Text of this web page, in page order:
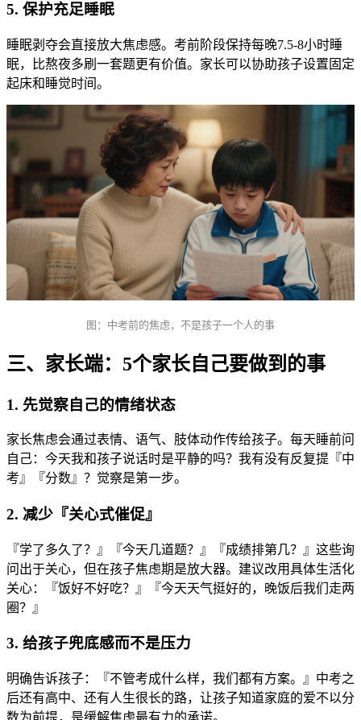
5. 保护充足睡眠
睡眠剥夺会直接放大焦虑感。考前阶段保持每晚7.5-8小时睡
眠，比熬夜多刷一套题更有价值。家长可以协助孩子设置固定
起床和睡觉时间。
图：中考前的焦虑，不是孩子一个人的事
三、家长端：5个家长自己要做到的事
1. 先觉察自己的情绪状态
家长焦虑会通过表情、语气、肢体动作传给孩子。每天睡前问
自己：今天我和孩子说话时是平静的吗？我有没有反复提『中
考』『分数』？觉察是第一步。
2. 减少『关心式催促』
『学了多久了？』『今天几道题？』『成绩排第几？』这些询
问出于关心，但在孩子焦虑期是放大器。建议改用具体生活化
关心：『饭好不好吃？』『今天天气挺好的，晚饭后我们走两
圈？』
3. 给孩子兜底感而不是压力
明确告诉孩子：『不管考成什么样，我们都有方案。』中考之
后还有高中、还有人生很长的路，让孩子知道家庭的爱不以分